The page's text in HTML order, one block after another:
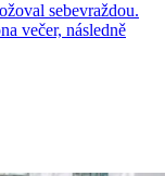
sebevraždou.
večer, následně